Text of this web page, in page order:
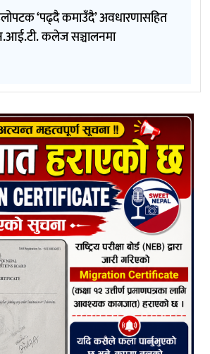
‘पढ्दै कमाउँदै’ अवधारणासहित
कलेज सञ्चालनमा